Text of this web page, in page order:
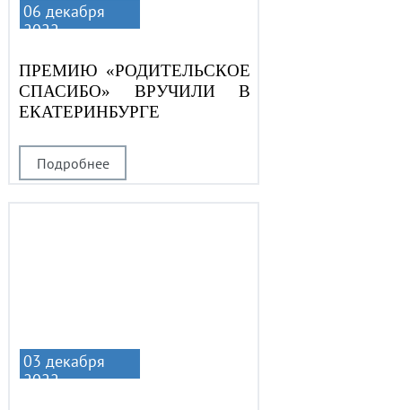
Подробнее
ПРЕМИЮ «РОДИТЕЛЬСКОЕ
СПАСИБО» ВРУЧИЛИ В
ЕКАТЕРИНБУРГЕ
06 декабря
2022
03 декабря
2022